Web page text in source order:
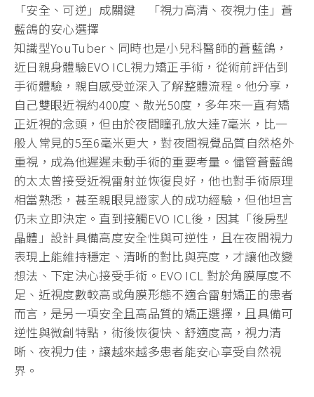
「安全、可逆」成關鍵 「視力高清、夜視力佳」蒼
藍鴿的安心選擇
知識型YouTuber、同時也是小兒科醫師的蒼藍鴿，
近日親身體驗EVO ICL視力矯正手術，從術前評估到
手術體驗，親自感受並深入了解整體流程。他分享，
自己雙眼近視約400度、散光50度，多年來一直有矯
正近視的念頭，但由於夜間瞳孔放大達7毫米，比一
般人常見的5至6毫米更大，對夜間視覺品質自然格外
重視，成為他遲遲未動手術的重要考量。儘管蒼藍鴿
的太太曾接受近視雷射並恢復良好，他也對手術原理
相當熟悉，甚至親眼見證家人的成功經驗，但他坦言
仍未立即決定。直到接觸EVO ICL後，因其「後房型
晶體」設計具備高度安全性與可逆性，且在夜間視力
表現上能維持穩定、清晰的對比與亮度，才讓他改變
想法、下定決心接受手術。EVO ICL 對於角膜厚度不
足、近視度數較高或角膜形態不適合雷射矯正的患者
而言，是另一項安全且高品質的矯正選擇，且具備可
逆性與微創特點，術後恢復快、舒適度高，視力清
晰、夜視力佳，讓越來越多患者能安心享受自然視
界。